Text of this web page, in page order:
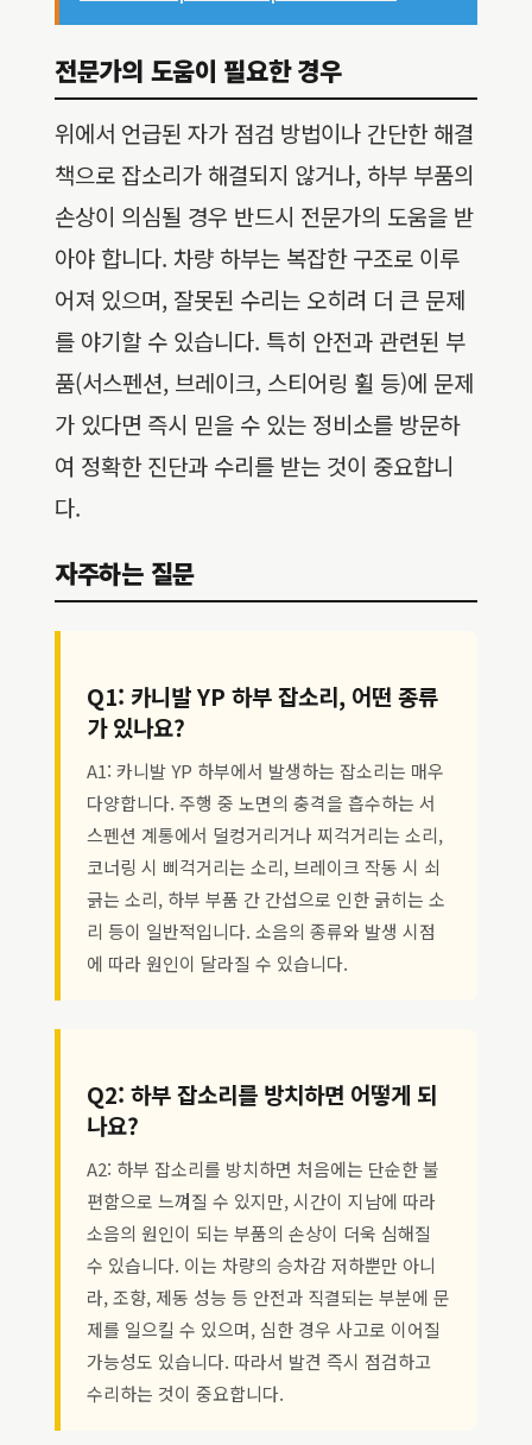
전문가의 도움이 필요한 경우
위에서 언급된 자가 점검 방법이나 간단한 해결
책으로 잡소리가 해결되지 않거나, 하부 부품의
손상이 의심될 경우 반드시 전문가의 도움을 받
아야 합니다. 차량 하부는 복잡한 구조로 이루
어져 있으며, 잘못된 수리는 오히려 더 큰 문제
를 야기할 수 있습니다. 특히 안전과 관련된 부
품(서스펜션, 브레이크, 스티어링 휠 등)에 문제
가 있다면 즉시 믿을 수 있는 정비소를 방문하
여 정확한 진단과 수리를 받는 것이 중요합니
다.
자주하는 질문
Q1: 카니발 YP 하부 잡소리, 어떤 종류
가 있나요?
A1: 카니발 YP 하부에서 발생하는 잡소리는 매우
다양합니다. 주행 중 노면의 충격을 흡수하는 서
스펜션 계통에서 덜컹거리거나 찌걱거리는 소리,
코너링 시 삐걱거리는 소리, 브레이크 작동 시 쇠
긁는 소리, 하부 부품 간 간섭으로 인한 긁히는 소
리 등이 일반적입니다. 소음의 종류와 발생 시점
에 따라 원인이 달라질 수 있습니다.
Q2: 하부 잡소리를 방치하면 어떻게 되
나요?
A2: 하부 잡소리를 방치하면 처음에는 단순한 불
편함으로 느껴질 수 있지만, 시간이 지남에 따라
소음의 원인이 되는 부품의 손상이 더욱 심해질
수 있습니다. 이는 차량의 승차감 저하뿐만 아니
라, 조향, 제동 성능 등 안전과 직결되는 부분에 문
제를 일으킬 수 있으며, 심한 경우 사고로 이어질
가능성도 있습니다. 따라서 발견 즉시 점검하고
수리하는 것이 중요합니다.